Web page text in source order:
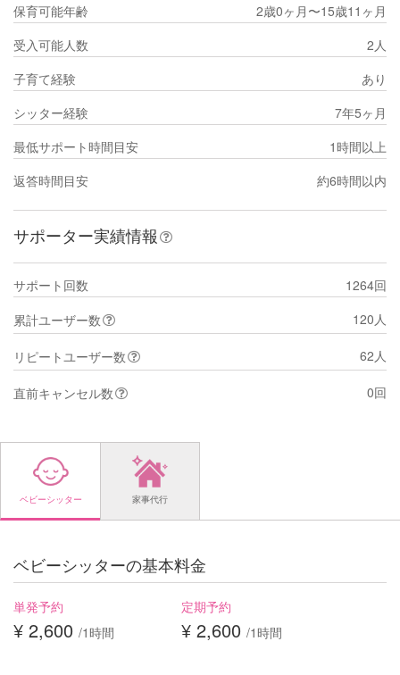
保育可能年齢
2歳0ヶ月〜15歳11ヶ月
受入可能人数
2人
子育て経験
あり
シッター経験
7年5ヶ月
最低サポート時間目安
1時間以上
返答時間目安
約6時間以内
サポーター実績情報
サポート回数
1264回
累計ユーザー数
120人
リピートユーザー数 62人
直前キャンセル数 0回
ベビーシッター 家事代行
ベビーシッターの基本料金
単発予約
¥ 2,600 /1時間
定期予約
¥ 2,600 /1時間